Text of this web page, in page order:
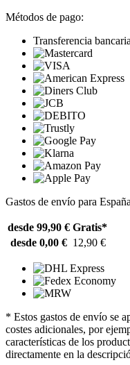
Métodos de pago:
Transferencia bancaria
Gastos de envío para España
desde 99,90 € Gratis*
desde 0,00 € 12,90 €
* Estos gastos de envío se
costes adicionales, por
características de los
directamente en la